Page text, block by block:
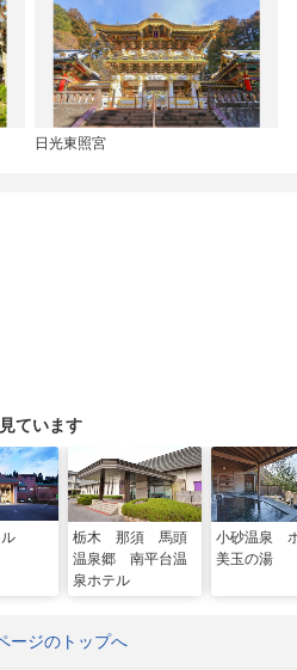
日光東照宮
ています
栃木 那須 馬頭
温泉郷 南平台温
泉ホテル
小砂温泉
美玉の湯
ージのトップへ